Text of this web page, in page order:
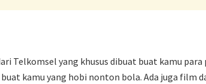
Telkomsel yang khusus dibuat buat kamu
kamu yang hobi nonton bola. Ada juga film